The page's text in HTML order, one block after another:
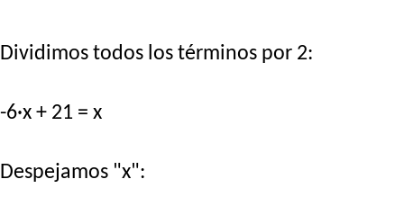
Dividimos todos los términos por 2:
-6·x + 21 = x
Despejamos "x":